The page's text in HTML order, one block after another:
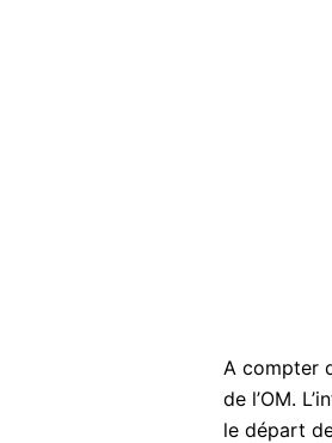
A compter
de l’OM.
le départ